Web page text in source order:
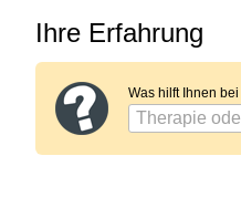
Ihre Erfahrung
Was hilft Ihnen bei